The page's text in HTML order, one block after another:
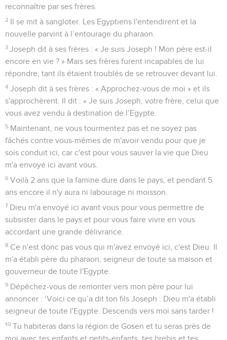
reconnaître par ses frères.
2 Il se mit à sangloter. Les Egyptiens l'entendirent et la
nouvelle parvint à l’entourage du pharaon.
3 Joseph dit à ses frères : « Je suis Joseph ! Mon père est-il
encore en vie ? » Mais ses frères furent incapables de lui
répondre, tant ils étaient troublés de se retrouver devant lui.
4 Joseph dit à ses frères : « Approchez-vous de moi » et ils
s'approchèrent. Il dit : « Je suis Joseph, votre frère, celui que
vous avez vendu à destination de l’Egypte.
5 Maintenant, ne vous tourmentez pas et ne soyez pas
fâchés contre vous-mêmes de m'avoir vendu pour que je
sois conduit ici, car c'est pour vous sauver la vie que Dieu
m'a envoyé ici avant vous.
6 Voilà 2 ans que la famine dure dans le pays, et pendant 5
ans encore il n'y aura ni labourage ni moisson.
7 Dieu m'a envoyé ici avant vous pour vous permettre de
subsister dans le pays et pour vous faire vivre en vous
accordant une grande délivrance.
8 Ce n'est donc pas vous qui m'avez envoyé ici, c'est Dieu. Il
m'a établi père du pharaon, seigneur de toute sa maison et
gouverneur de toute l'Egypte.
9 Dépêchez-vous de remonter vers mon père pour lui
annoncer : ‘Voici ce qu’a dit ton fils Joseph : Dieu m'a établi
seigneur de toute l'Egypte. Descends vers moi sans tarder !
10 Tu habiteras dans la région de Gosen et tu seras près de
moi avec tes enfants et petits-enfants, tes brebis et tes